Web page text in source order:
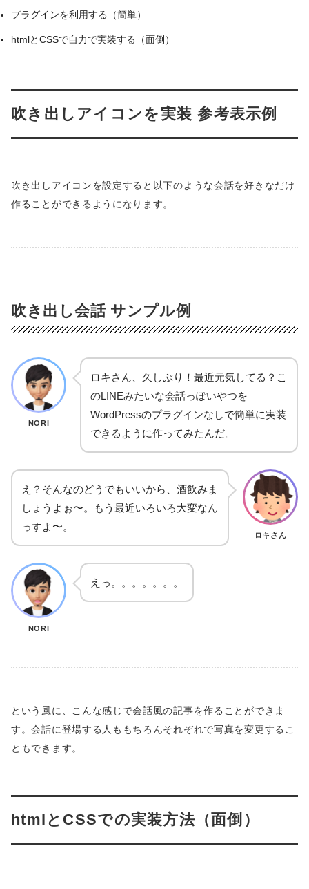
プラグインを利用する（簡単）
htmlとCSSで自力で実装する（面倒）
吹き出しアイコンを実装 参考表示例
吹き出しアイコンを設定すると以下のような会話を好きなだけ
作ることができるようになります。
吹き出し会話 サンプル例
NORI
ロキさん、久しぶり！最近元気してる？こ
のLINEみたいな会話っぽいやつを
WordPressのプラグインなしで簡単に実装
できるように作ってみたんだ。
え？そんなのどうでもいいから、酒飲みま
しょうよぉ〜。もう最近いろいろ大変なん
っすよ〜。
ロキさん
NORI
えっ。。。。。。。
という風に、こんな感じで会話風の記事を作ることができま
す。会話に登場する人ももちろんそれぞれで写真を変更するこ
ともできます。
htmlとCSSでの実装方法（面倒）